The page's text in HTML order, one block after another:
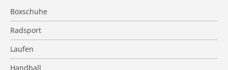
Boxschuhe
Radsport
Laufen
Handball